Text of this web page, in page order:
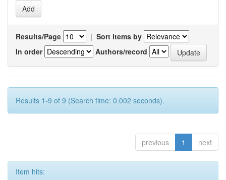
Results/Page | Sort items by
In order
Authors/record
Results 1-9 of 9 (Search time: 0.002 seconds).
previous 1 next
Item hits: